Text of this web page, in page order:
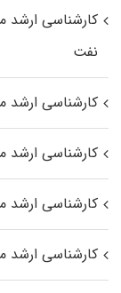
کارشناسی ارشد
نفت
کارشناسی ارشد
کارشناسی
کارشناسی ارشد
کارشناسی ارشد